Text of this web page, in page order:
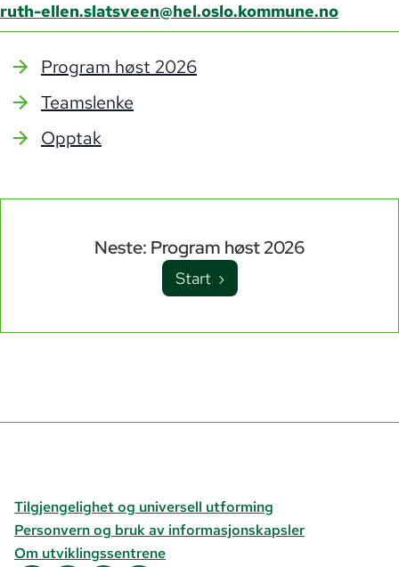
ruth-ellen.slatsveen@hel.oslo.kommune.no
Program høst 2026
Teamslenke
Opptak
Neste: Program høst 2026
Start ›
Tilgjengelighet og universell utforming
Personvern og bruk av informasjonskapsler
Om utviklingssentrene